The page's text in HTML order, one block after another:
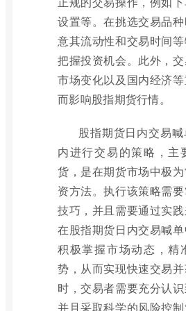
设置等。在挑选交易品
意其流动性和交易时间
把握投资机会。此外，
市场变化以及国内经济
而影响股指期货行情。
股指期货日内交易
内进行交易的策略，主
货，是在期货市场中极
资方法。执行该策略需
技巧，并且需要通过实践
在股指期货日内交易喊
积极掌握市场动态，精
势，从而实现快速交易
时，交易者需要充分认识
并且采取科学的风险控